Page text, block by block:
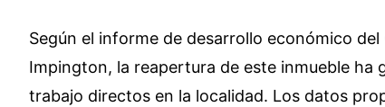
Según el informe de desarrollo económico
Impington, la reapertura de este inmueble ha
trabajo directos en la localidad. Los datos